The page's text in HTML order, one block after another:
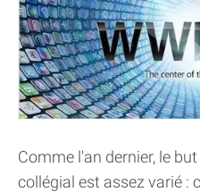
Comme l'an dernier, le
collégial est assez varié :